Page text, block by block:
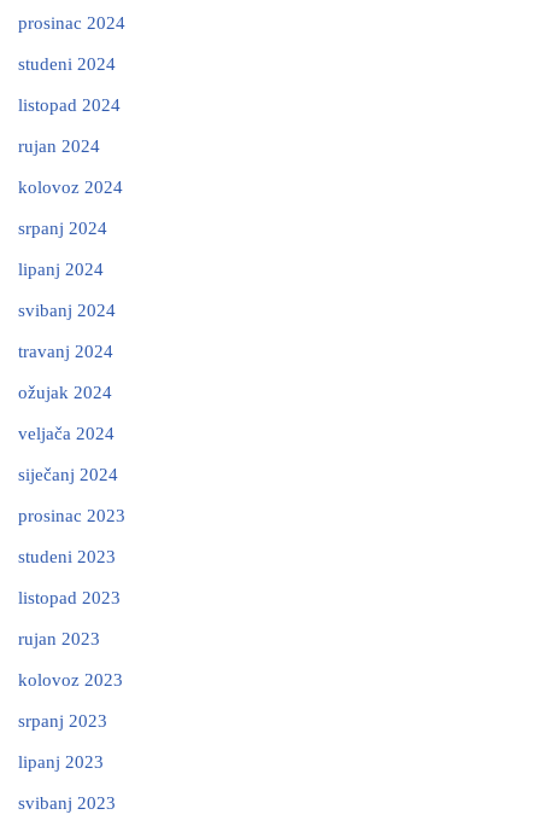
prosinac 2024
studeni 2024
listopad 2024
rujan 2024
kolovoz 2024
srpanj 2024
lipanj 2024
svibanj 2024
travanj 2024
ožujak 2024
veljača 2024
siječanj 2024
prosinac 2023
studeni 2023
listopad 2023
rujan 2023
kolovoz 2023
srpanj 2023
lipanj 2023
svibanj 2023